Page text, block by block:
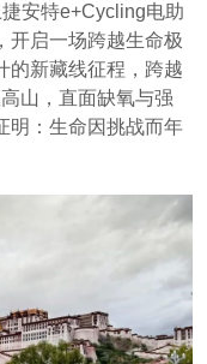
安特e+Cycling电助
开启一场跨越生命极
的新藏线征程，跨越
山，直面缺氧与强
明：生命因挑战而年